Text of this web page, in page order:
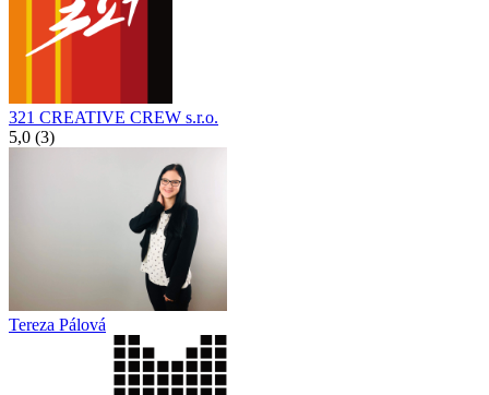
321 CREATIVE CREW s.r.o.
5,0 (3)
Tereza Pálová